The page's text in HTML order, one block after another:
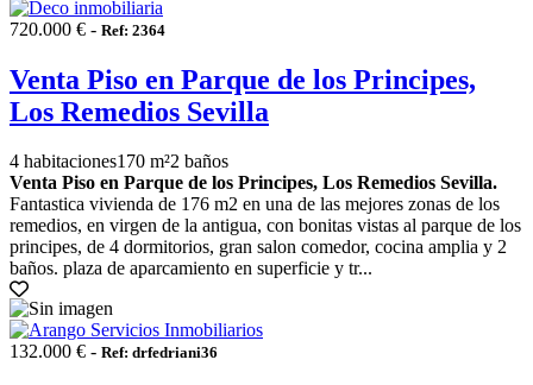
720.000 € - Ref: 2364
Venta Piso en Parque de los Principes,
Los Remedios Sevilla
4 habitaciones170 m²2 baños
Venta Piso en Parque de los Principes, Los Remedios Sevilla.
Fantastica vivienda de 176 m2 en una de las mejores zonas de los
remedios, en virgen de la antigua, con bonitas vistas al parque de los
principes, de 4 dormitorios, gran salon comedor, cocina amplia y 2
baños. plaza de aparcamiento en superficie y tr...
132.000 € - Ref: drfedriani36